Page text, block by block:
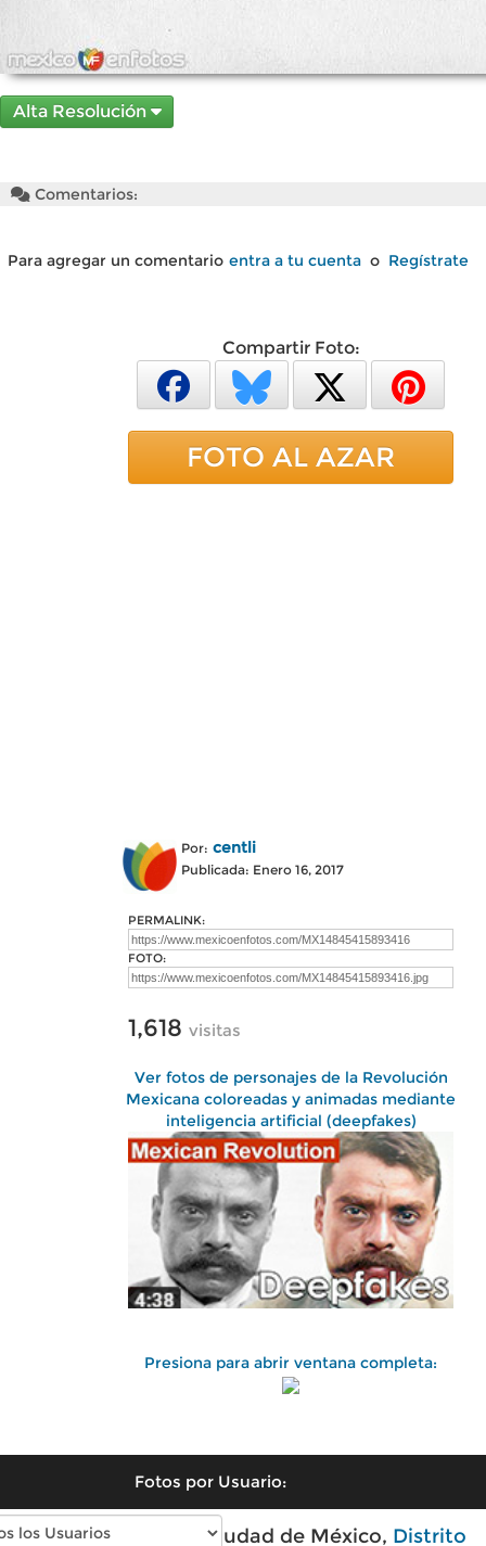
Alta Resolución
Comentarios:
Para agregar un comentario entra a tu cuenta o Regístrate
Compartir Foto:
FOTO AL AZAR
Por: centli
Publicada: Enero 16, 2017
PERMALINK:
FOTO:
1,618 visitas
Ver fotos de personajes de la Revolución
Mexicana coloreadas y animadas mediante
inteligencia artificial (deepfakes)
Presiona para abrir ventana completa:
Fotos por Usuario:
Fotos antiguas de Ciudad de México, Distrito